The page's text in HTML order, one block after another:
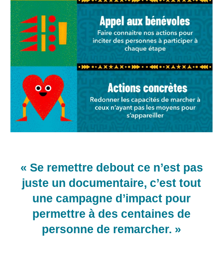
« Se remettre debout ce n’est pas
juste un documentaire, c’est tout
une campagne d’impact pour
permettre à des centaines de
personne de remarcher. »